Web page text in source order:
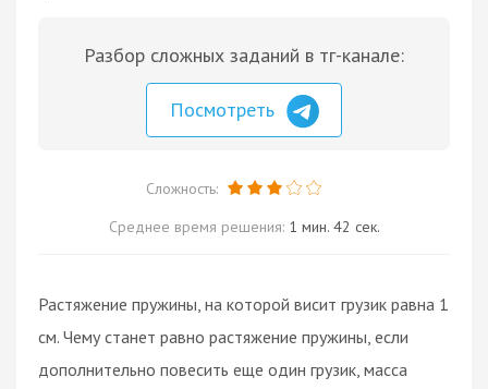
Разбор сложных заданий в тг-канале:
Посмотреть
Сложность:
Среднее время решения: 1 мин. 42 сек.
Растяжение пружины, на которой висит грузик равна 1
см. Чему станет равно растяжение пружины, если
дополнительно повесить еще один грузик, масса